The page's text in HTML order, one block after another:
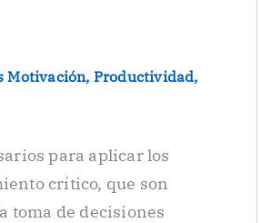
Motivación, Productividad,
para aplicar los
crítico, que son
toma de decisiones